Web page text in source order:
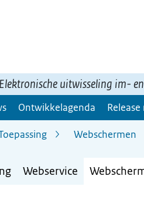
Elektronische uitwisseling im-
Ontwikkelagenda
Webschermen
Webservice